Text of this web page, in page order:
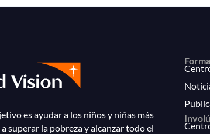
es ayudar a los niños y niñas más
superar la pobreza y alcanzar todo el